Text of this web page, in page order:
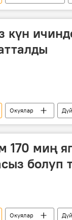
күн
Окуялар
170 миң
болуп
Окуялар